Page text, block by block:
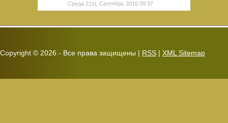
Среда 21st, Сентябрь 2016 09:37
Copyright © 2026 - Все права защищены | RSS | XML Sitemap